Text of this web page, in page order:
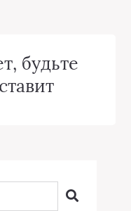
будьте